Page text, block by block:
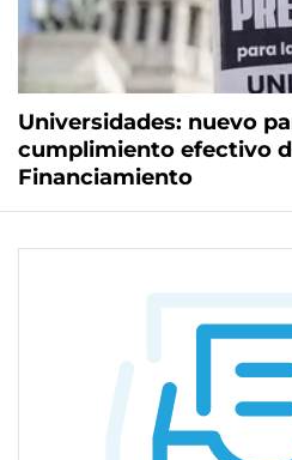
Universidades: nuevo
cumplimiento efectivo
Financiamiento